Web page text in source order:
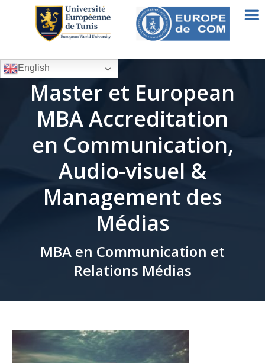
Master et European
MBA Accreditation
en Communication,
Audio-visuel &
Management des
Médias
MBA en Communication et
Relations Médias
English